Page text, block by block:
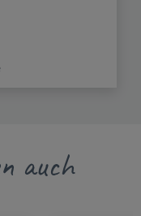
auch